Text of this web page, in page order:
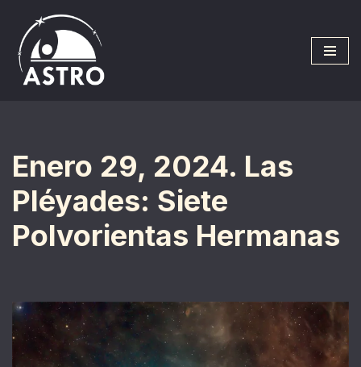
Saltar
al
contenido
Enero 29, 2024. Las
Pléyades: Siete
Polvorientas Hermanas